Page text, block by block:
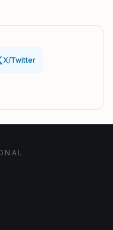
X/Twitter